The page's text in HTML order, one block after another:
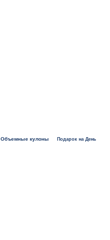
Объемные кулоны
Подарок на День